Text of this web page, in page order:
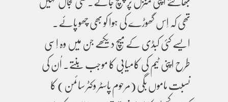
تھی کہ اِس گھوڑے کی ہوا کو بھی چھو پائے۔
ایسے کئی کبڈی کے میچ دیکھے جن میں وہ اِسی
طرح اپنی ٹیم کی کامیابی کا موجب بنتے۔ اُن کی
نسبت ماموں بگی (مرحوم پاسٹر وکٹر سائمن) کا